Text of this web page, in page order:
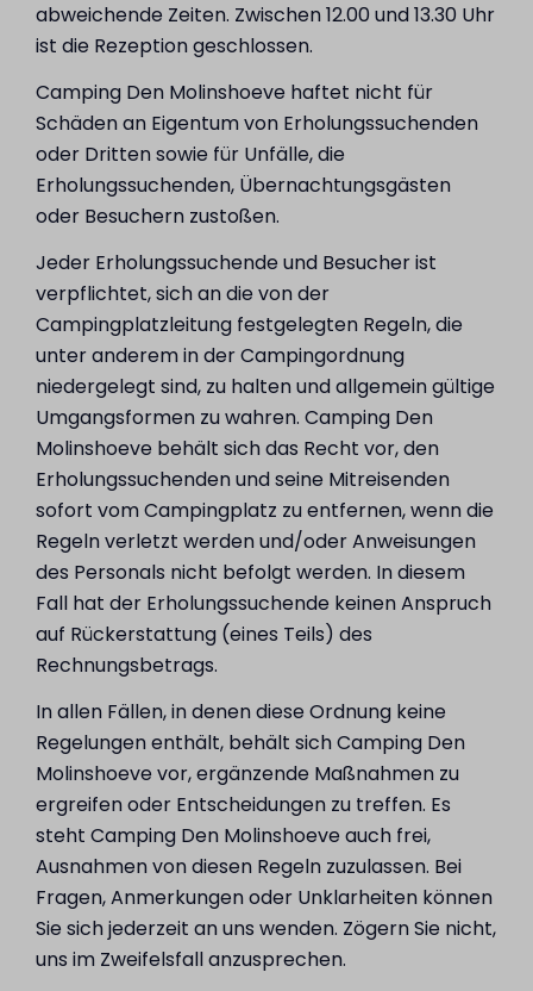
abweichende Zeiten. Zwischen 12.00 und 13.30 Uhr
ist die Rezeption geschlossen.
Camping Den Molinshoeve haftet nicht für
Schäden an Eigentum von Erholungssuchenden
oder Dritten sowie für Unfälle, die
Erholungssuchenden, Übernachtungsgästen
oder Besuchern zustoßen.
Jeder Erholungssuchende und Besucher ist
verpflichtet, sich an die von der
Campingplatzleitung festgelegten Regeln, die
unter anderem in der Campingordnung
niedergelegt sind, zu halten und allgemein gültige
Umgangsformen zu wahren. Camping Den
Molinshoeve behält sich das Recht vor, den
Erholungssuchenden und seine Mitreisenden
sofort vom Campingplatz zu entfernen, wenn die
Regeln verletzt werden und/oder Anweisungen
des Personals nicht befolgt werden. In diesem
Fall hat der Erholungssuchende keinen Anspruch
auf Rückerstattung (eines Teils) des
Rechnungsbetrags.
In allen Fällen, in denen diese Ordnung keine
Regelungen enthält, behält sich Camping Den
Molinshoeve vor, ergänzende Maßnahmen zu
ergreifen oder Entscheidungen zu treffen. Es
steht Camping Den Molinshoeve auch frei,
Ausnahmen von diesen Regeln zuzulassen. Bei
Fragen, Anmerkungen oder Unklarheiten können
Sie sich jederzeit an uns wenden. Zögern Sie nicht,
uns im Zweifelsfall anzusprechen.